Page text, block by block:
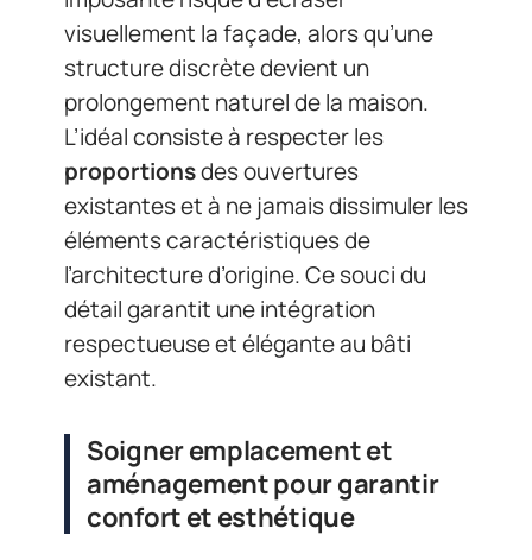
visuellement la façade, alors qu’une
structure discrète devient un
prolongement naturel de la maison.
L’idéal consiste à respecter les
proportionsdes ouvertures
existantes et à ne jamais dissimuler les
éléments caractéristiques de
l’architecture d’origine. Ce souci du
détail garantit une intégration
respectueuse et élégante au bâti
existant.
Soigner emplacement et
aménagement pour garantir
confort et esthétique